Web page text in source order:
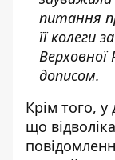
питання
її колеги
Верховної
дописом.
Крім того,
що